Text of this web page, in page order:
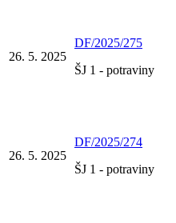
26. 5. 2025
DF/2025/275
ŠJ 1 - potraviny
26. 5. 2025
DF/2025/274
ŠJ 1 - potraviny